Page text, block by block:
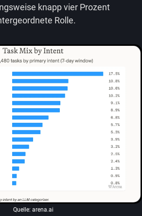
knapp vier Prozent
Rolle.
Quelle: arena.ai